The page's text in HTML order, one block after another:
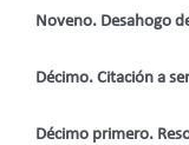
Noveno. Desahogo
Décimo. Citación a
Décimo primero.